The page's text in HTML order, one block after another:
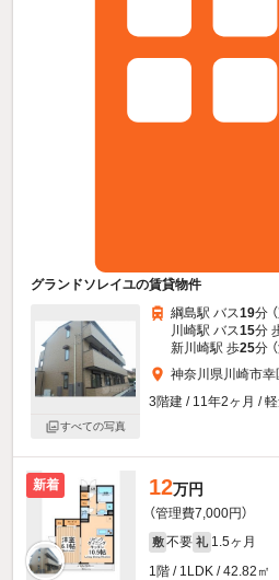
グランドソレイユの賃貸物件
すべての写真
綱島駅 バス19分
川崎駅 バス15分
新川崎駅 歩25分
神奈川県川崎市
3階建 / 11年2ヶ月 /
新着 12万円
（管理費7,000円）
敷 不要 礼 1.5ヶ月
1階 / 1LDK / 42.82㎡